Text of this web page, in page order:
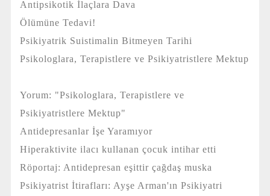
Antipsikotik İlaçlara Dava
Ölümüne Tedavi!
Psikiyatrik Suistimalin Bitmeyen Tarihi
Psikologlara, Terapistlere ve Psikiyatristlere Mektup
Yorum: "Psikologlara, Terapistlere ve
Psikiyatristlere Mektup"
Antidepresanlar İşe Yaramıyor
Hiperaktivite ilacı kullanan çocuk intihar etti
Röportaj: Antidepresan eşittir çağdaş muska
Psikiyatrist İtirafları: Ayşe Arman'ın Psikiyatri